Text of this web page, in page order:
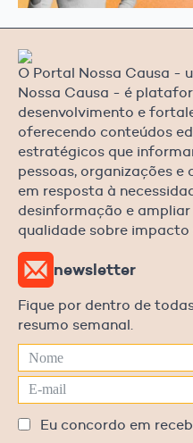
O Portal Nossa Causa -
Nossa Causa - é
desenvolvimento e
oferecendo conteúdos
estratégicos que
pessoas, organizações e
em resposta à
desinformação e
qualidade sobre impacto
newsletter
Fique por dentro de
resumo semanal.
Eu concordo em